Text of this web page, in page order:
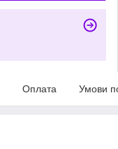
Оплата Умови